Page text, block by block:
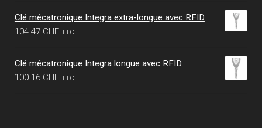
prix :
Clé mécatronique Integra extra-longue avec RFID
104.47 CHF TTC
Clé mécatronique Integra longue avec RFID
100.16 CHF TTC